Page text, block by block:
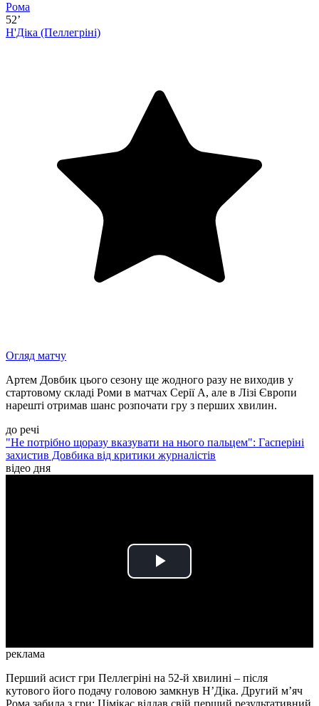
Рома
52’
Н'Діка (Пеллегріні)
Огляд матчу
Артем Довбик цього сезону ще жодного разу не виходив у
стартовому складі Роми в матчах Серії А, але в Лізі Європи
нарешті отримав шанс розпочати гру з перших хвилин.
до речі
"Не потрібно щоразу вказувати на нього пальцем": Гасперіні
захистив Довбика від критики журналістів
відео дня
Play
реклама
Перший асист гри Пеллегріні на 52-й хвилині – після
кутового його подачу головою замкнув Н’Діка. Другий м’яч